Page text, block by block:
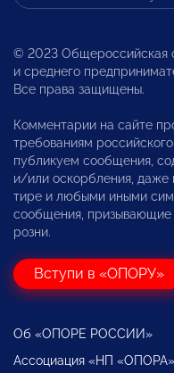
© 2023 Общероссийская
и среднего
Все права защищены.
Комментарии на сайте
требованиям
публикуем сообщения,
и/или оскорбления, даже
тире и любыми иными
сообщения, призывающие
розни.
Вступи в «ОПОРУ»
Об «ОПОРЕ РОССИИ»
Ассоциация «НП «ОПОРА»